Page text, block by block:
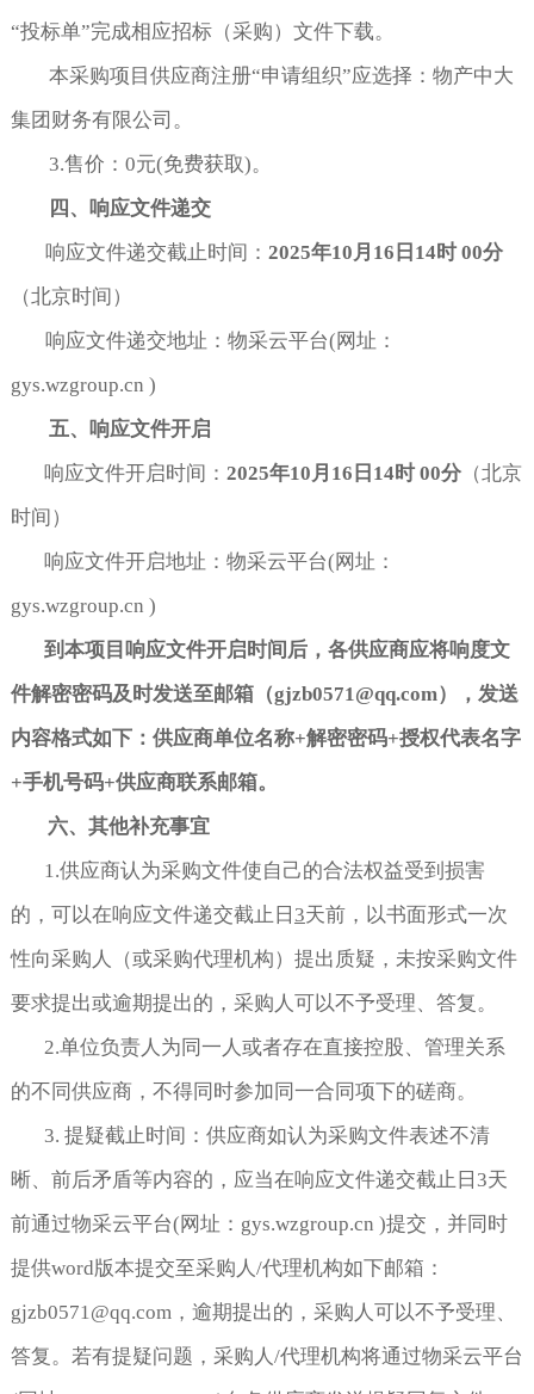
“投标单”完成相应招标（采购）文件下载。
本采购项目供应商注册“申请组织”应选择：物产中大
集团财务有限公司。
3.售价：0元(免费获取)。
四、响应文件递交
响应文件递交截止时间：2025年10 月 16 日 14时00分
（北京时间）
响应文件递交地址：物采云平台(网址：
gys.wzgroup.cn )
五、响应文件开启
响应文件开启时间：2025年10 月 16 日 14时00分 （北京
时间）
响应文件开启地址：物采云平台(网址：
gys.wzgroup.cn )
到本项目响应文件开启时间后，各供应商应将响度文
件解密密码及时发送至邮箱（gjzb0571@qq.com），发送
内容格式如下：供应商单位名称+解密密码+授权代表名字
+手机号码+供应商联系邮箱。
六、其他补充事宜
1.供应商认为采购文件使自己的合法权益受到损害
的，可以在响应文件递交截止日 3天前，以书面形式一次
性向采购人（或采购代理机构）提出质疑，未按采购文件
要求提出或逾期提出的，采购人可以不予受理、答复。
2.单位负责人为同一人或者存在直接控股、管理关系
的不同供应商，不得同时参加同一合同项下的磋商。
3. 提疑截止时间：供应商如认为采购文件表述不清
晰、前后矛盾等内容的，应当在响应文件递交截止日3天
前通过物采云平台(网址：gys.wzgroup.cn )提交，并同时
提供word版本提交至采购人/代理机构如下邮箱：
gjzb0571@qq.com，逾期提出的，采购人可以不予受理、
答复。若有提疑问题，采购人/代理机构将通过物采云平台